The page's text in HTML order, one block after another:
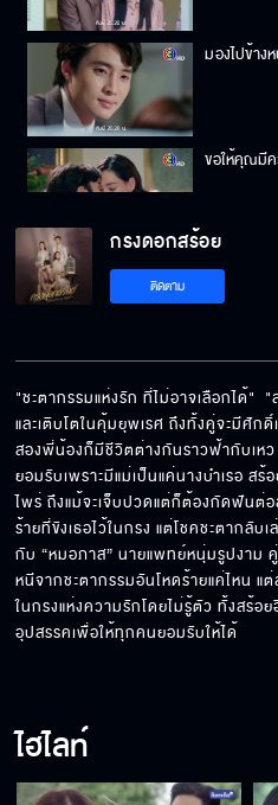
มองไปข้าง
ขอให้คุณมี
ใช้ความรักเ
ถ้าคิดจะมา
เตือน
เวลานิลยิ้ม
กรงดอกสร้
กรงดอกสร้อย
ติดตาม
"ชะตากรรมแห่งรัก ที่ไม่อาจเลือกได้"
และเติบโตในคุ้มยุพเรศ ถึงทั้งคู่จะมีศักดิ์
สองพี่น้องก็มีชีวิตต่างกันราวฟ้ากับเหว
ยอมรับเพราะมีแม่เป็นแค่นางบำเรอ ส
ไพร่ ถึงแม้จะเจ็บปวดแต่ก็ต้องกัดฟันต่
ร้ายที่ขังเธอไว้ในกรง แต่โชคชะตากลั
กับ “หมอภาส” นายแพทย์หนุ่มรูปงาม
หนีจากชะตากรรมอันโหดร้ายแค่ไหน
ในกรงแห่งความรักโดยไม่รู้ตัว ทั้งสร้
อุปสรรคเพื่อให้ทุกคนยอมรับให้ได้
ไฮไลท์